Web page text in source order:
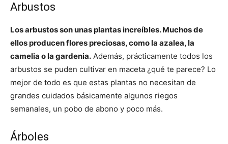
Arbustos
Los arbustos son unas plantas increíbles. Muchos de
ellos producen flores preciosas, como la azalea, la
camelia o la gardenia. Además, prácticamente todos los
arbustos se puden cultivar en maceta ¿qué te parece? Lo
mejor de todo es que estas plantas no necesitan de
grandes cuidados básicamente algunos riegos
semanales, un pobo de abono y poco más.
Árboles